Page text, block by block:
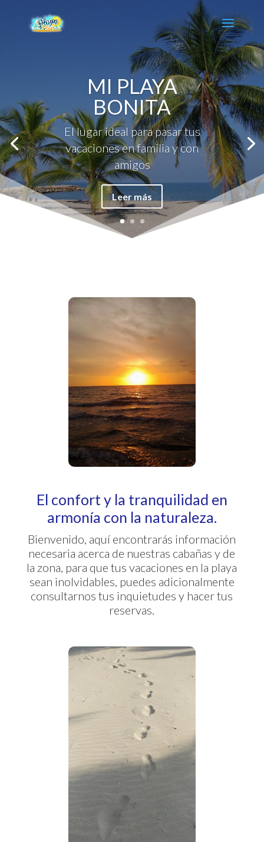
MI PLAYA
BONITA
El lugar ideal para pasar tus
vacaciones en familia y con
amigos
Leer más
El confort y la tranquilidad en
armonía con la naturaleza.
Bienvenido, aquí encontrarás información
necesaria acerca de nuestras cabañas y de
la zona, para que tus vacaciones en la playa
sean inolvidables, puedes adicionalmente
consultarnos tus inquietudes y hacer tus
reservas.